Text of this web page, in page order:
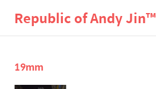
Republic of Andy Jin™
19mm